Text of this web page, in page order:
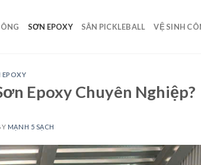
SƠN EPOXY SÂN PICKLEBALL VỆ SINH
EPOXY
Epoxy Chuyên Nghiệp?
MẠNH 5 SẠCH